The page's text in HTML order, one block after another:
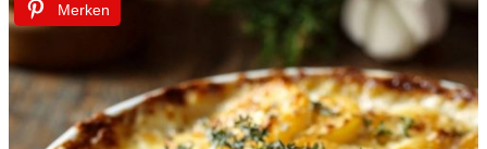
Merken